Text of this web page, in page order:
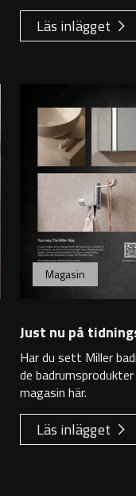
Läs inlägget
Magasin
Just nu på
Har du sett Miller
de
magasin här.
Läs inlägget